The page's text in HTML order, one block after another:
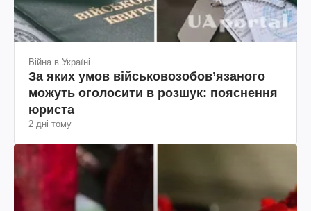
Війна в Україні
За яких умов військовозобов’язаного
можуть оголосити в розшук: пояснення
юриста
2 дні тому